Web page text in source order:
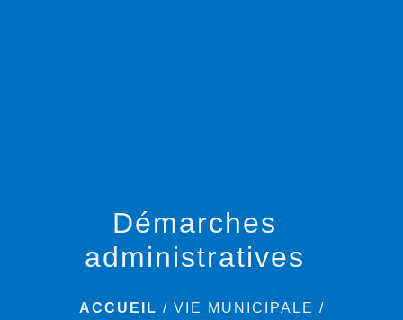
Démarches
administratives
ACCUEIL / VIE MUNICIPALE /